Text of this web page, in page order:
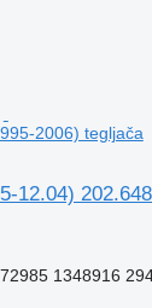
2006) tegljača
12.04)
1348916